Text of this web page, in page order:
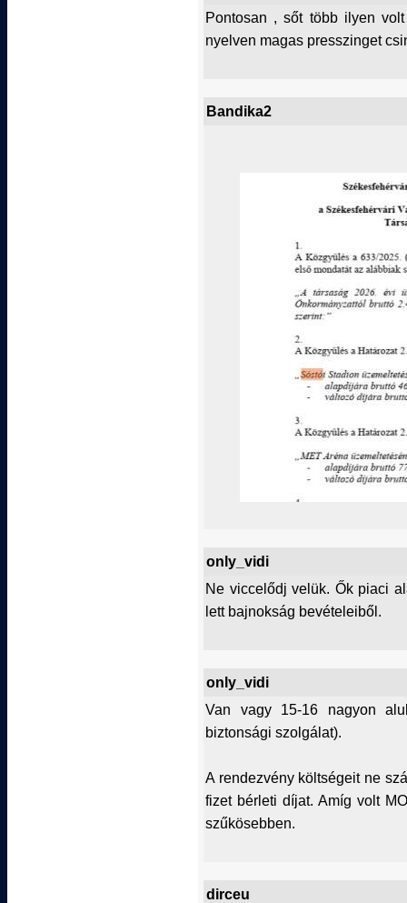
Pontosan , sőt több ilyen
nyelven magas presszinget
Bandika2
only_vidi
Ne viccelődj velük. Ők piaci
lett bajnokság bevételeiből.
only_vidi
Van vagy 15-16 nagyon
biztonsági szolgálat).
A rendezvény költségeit ne
fizet bérleti díjat. Amíg volt
szűkösebben.
dirceu